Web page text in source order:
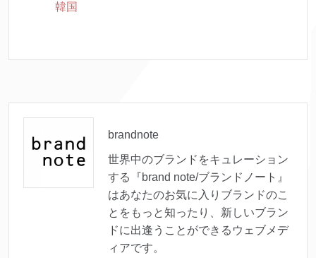
韓国
brandnote
世界中のブランドをキュレーション
する『brand note/ブランドノート』
はあなたのお気に入りブランドのこ
とをもっと知ったり、新しいブラン
ドに出逢うことができるウェブメデ
ィアです。